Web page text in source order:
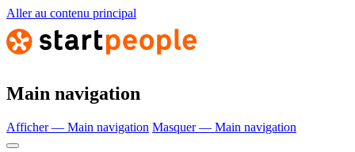
Aller au contenu principal
Main navigation
Afficher — Main navigation Masquer — Main navigation